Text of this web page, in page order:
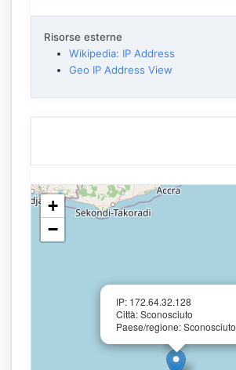
Risorse esterne
Wikipedia: IP Address
Geo IP Address View
IP: 172.64.32.128
Città: Sconosciuto
Paese/regione: Sconosciuto
+
−